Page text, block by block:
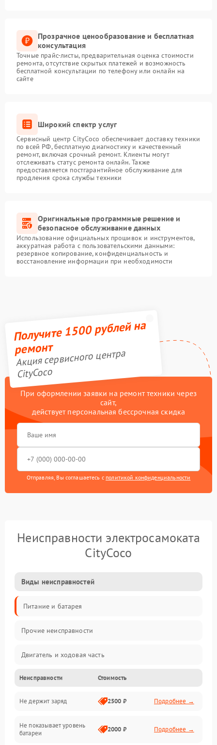
Прозрачное ценообразование и бесплатная
консультация
Точные прайс-листы, предварительная оценка стоимости
ремонта, отсутствие скрытых платежей и возможность
бесплатной консультации по телефону или онлайн на
сайте
Широкий спектр услуг
Сервисный центр CityCoco обеспечивает доставку техники
по всей РФ, бесплатную диагностику и качественный
ремонт, включая срочный ремонт. Клиенты могут
отслеживать статус ремонта онлайн. Также
предоставляется постгарантийное обслуживание для
продления срока службы техники
Оригинальные программные решение и
безопасное обслуживание данных
Использование официальных прошивок и инструментов,
аккуратная работа с пользовательскими данными:
резервное копирование, конфиденциальность и
восстановление информации при необходимости
Получите 1500 рублей на
ремонт
Акция сервисного центра
CityCoco
При оформлении заявки на ремонт техники через
сайт,
действует персональная бессрочная скидка
Отправляя, Вы соглашаетесь с политикой конфиденциальности
Неисправности электросамоката
CityCoco
Виды неисправностей
Питание и батарея
Прочие неисправности
Двигатель и ходовая часть
Тормоза и безопасность
Подвеска и колеса
Электроника и управление
Неисправности Стоимость
Не держит заряд 2500 ₽ Подробнее →
Не показывает уровень
батареи
2000 ₽ Подробнее →